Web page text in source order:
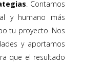
. Contamos
y humano más
tu proyecto. Nos
y aportamos
que el resultado